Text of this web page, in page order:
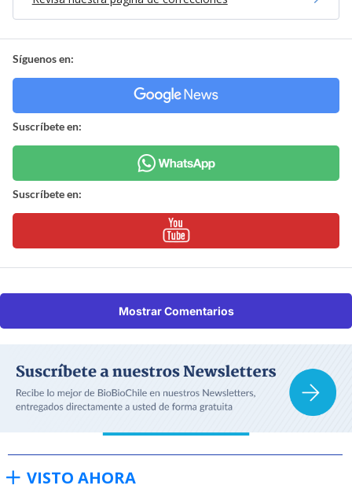
Síguenos en:
Suscríbete en:
Suscríbete en:
Mostrar Comentarios
VISTO AHORA